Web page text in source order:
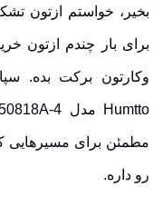
بخیر، خواستم ازتون
برای بار چندم ازتون
وکارتون برکت بده.
مطمئن برای
رو داره.